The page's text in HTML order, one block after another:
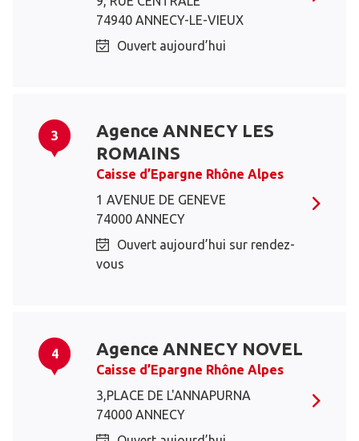
74940 ANNECY-LE-VIEUX
Ouvert aujourd’hui
3
Agence ANNECY LES
ROMAINS
Caisse d’Epargne Rhône Alpes
1 AVENUE DE GENEVE
74000 ANNECY
Ouvert aujourd’hui sur rendez-
vous
4 Agence ANNECY NOVEL
Caisse d’Epargne Rhône Alpes
3,PLACE DE L'ANNAPURNA
74000 ANNECY